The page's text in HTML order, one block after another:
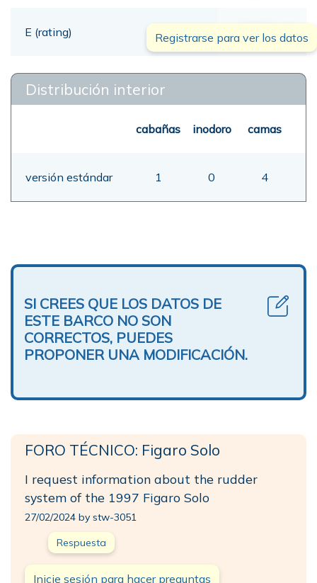
E (rating) 00,00 mt
Registrarse para ver los datos
Distribución interior
cabañas inodoro camas
versión estándar 1 0 4
SI CREES QUE LOS DATOS DE
ESTE BARCO NO SON
CORRECTOS, PUEDES
PROPONER UNA MODIFICACIÓN.
FORO TÉCNICO: Figaro Solo
I request information about the rudder
system of the 1997 Figaro Solo
27/02/2024 by stw-3051
Respuesta
Inicie sesión para hacer preguntas